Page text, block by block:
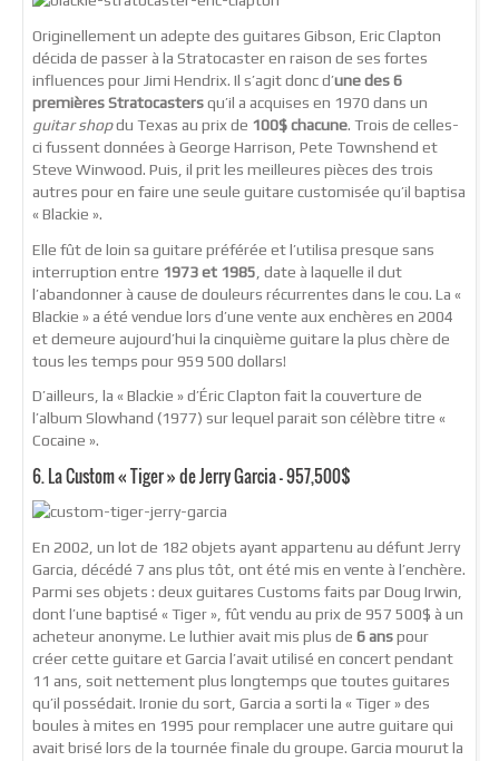
Originellement un adepte des guitares Gibson, Eric Clapton
décida de passer à la Stratocaster en raison de ses fortes
influences pour Jimi Hendrix. Il s’agit donc d’une des 6
premières Stratocastersqu’il a acquises en 1970 dans un
guitar shopdu Texas au prix de 100$ chacune. Trois de celles-
ci fussent données à George Harrison, Pete Townshend et
Steve Winwood. Puis, il prit les meilleures pièces des trois
autres pour en faire une seule guitare customisée qu’il baptisa
« Blackie ».
Elle fût de loin sa guitare préférée et l’utilisa presque sans
interruption entre 1973 et 1985 , date à laquelle il dut
l’abandonner à cause de douleurs récurrentes dans le cou. La «
Blackie » a été vendue lors d’une vente aux enchères en 2004
et demeure aujourd’hui la cinquième guitare la plus chère de
tous les temps pour 959 500 dollars!
D’ailleurs, la « Blackie » d’Éric Clapton fait la couverture de
l’album Slowhand (1977) sur lequel parait son célèbre titre «
Cocaine ».
6. La Custom « Tiger » de Jerry Garcia – 957,500$
En 2002, un lot de 182 objets ayant appartenu au défunt Jerry
Garcia, décédé 7 ans plus tôt, ont été mis en vente à l’enchère.
Parmi ses objets : deux guitares Customs faits par Doug Irwin,
dont l’une baptisé « Tiger », fût vendu au prix de 957 500$ à un
acheteur anonyme. Le luthier avait mis plus de 6 anspour
créer cette guitare et Garcia l’avait utilisé en concert pendant
11 ans, soit nettement plus longtemps que toutes guitares
qu’il possédait. Ironie du sort, Garcia a sorti la « Tiger » des
boules à mites en 1995 pour remplacer une autre guitare qui
avait brisé lors de la tournée finale du groupe. Garcia mourut la